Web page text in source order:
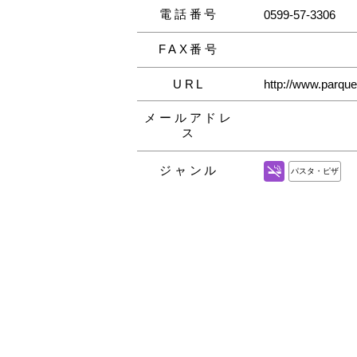
電話番号 0599-57-3306
FAX番号
URL http://
メールアドレ
ス
ジャンル パスタ・ピザ